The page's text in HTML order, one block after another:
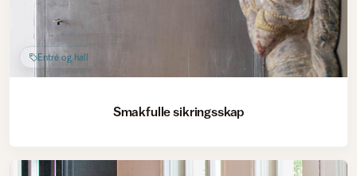
Entré og hall
Smakfulle sikringsskap